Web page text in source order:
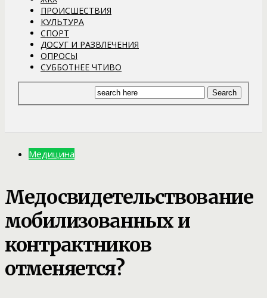
ПРОИСШЕСТВИЯ
КУЛЬТУРА
СПОРТ
ДОСУГ И РАЗВЛЕЧЕНИЯ
ОПРОСЫ
СУББОТНЕЕ ЧТИВО
Медицина
Медосвидетельствование
мобилизованных и
контрактников
отменяется?